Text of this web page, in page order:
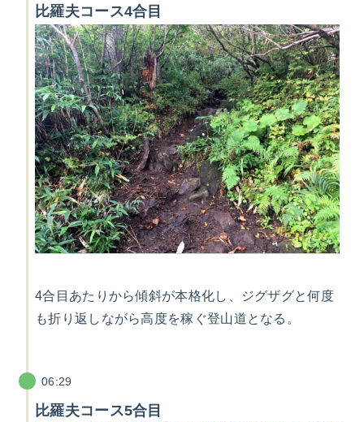
比羅夫コース4合目
4合目あたりから傾斜が本格化し、ジグザグと何度
も折り返しながら高度を稼ぐ登山道となる。
06:29
比羅夫コース5合目